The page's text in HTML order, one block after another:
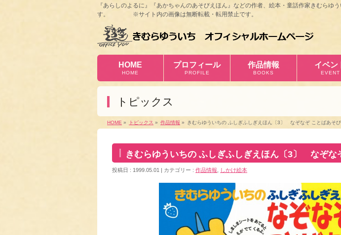
『あらしのよるに』『あかちゃんのあそびえほん』などの作者、絵本・童話作家きむらゆ
す。 ※サイト内の画像は無断転載・転用禁止です。
HOME
HOME
プロフィール
PROFILE
作品情報
BOOKS
イベン
EVENT
トピックス
HOME » トピックス » 作品情報 » きむらゆういちの ふしぎふしぎえほん〔3〕 なぞなぞ ことばあそび
きむらゆういちの ふしぎふしぎえほん〔3〕 なぞな
投稿日 : 1999.05.01 カテゴリー : 作品情報 しかけ絵本